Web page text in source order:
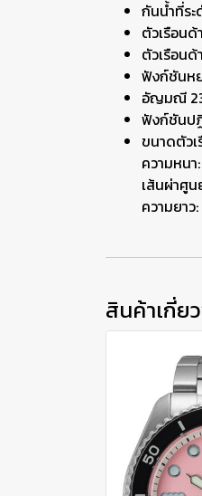
กันน้ำที่ระ
ตัวเรือน
ตัวเรือน
ฟังก์ชันห
อัญมณี
ฟังก์ชันป
ขนาดตัวเ
ความหนา
เส้นผ่าศู
ความยาว
สินค้าเกี่ย